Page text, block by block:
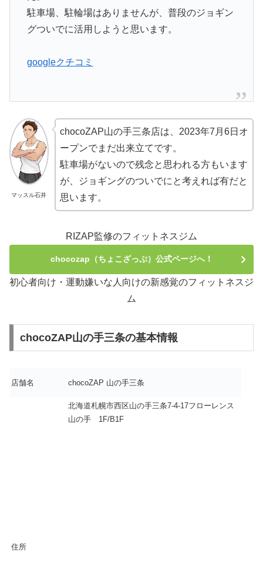
駐車場、駐輪場はありませんが、普段のジョギン
グついでに活用しようと思います。
googleクチコミ
マッスル石井
chocoZAP山の手三条店は、2023年7月6日オ
ープンでまだ出来立てです。
駐車場がないので残念と思われる方もいます
が、ジョギングのついでにと考えれば有だと
思います。
RIZAP監修のフィットネスジム
chocozap（ちょこざっぷ）公式ページへ！
初心者向け・運動嫌いな人向けの新感覚のフィットネスジ
ム
chocoZAP山の手三条の基本情報
店舗名 chocoZAP 山の手三条
住所
北海道札幌市西区山の手三条7-4-17フローレンス
山の手 1F/B1F